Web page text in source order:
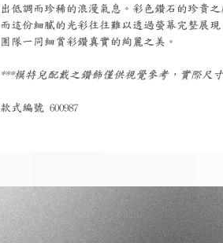
出低調而珍稀的浪漫氣息。彩色鑽石的珍貴
而這份細膩的光彩往往難以透過螢幕完整展
團隊一同細賞彩鑽真實的絢麗之美。
***模特兒配戴之鑽飾僅供視覺參考，實際尺
款式編號 600987